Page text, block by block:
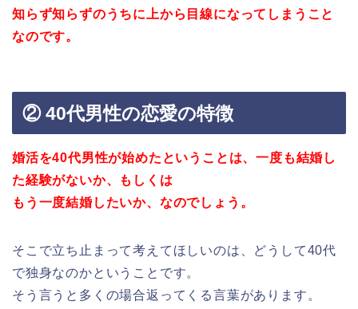
知らず知らずのうちに上から目線になってしまうこと
なのです。
② 40代男性の恋愛の特徴
婚活を40代男性が始めたということは、一度も結婚し
た経験がないか、もしくは
もう一度結婚したいか、なのでしょう。
そこで立ち止まって考えてほしいのは、どうして40代
で独身なのかということです。
そう言うと多くの場合返ってくる言葉があります。